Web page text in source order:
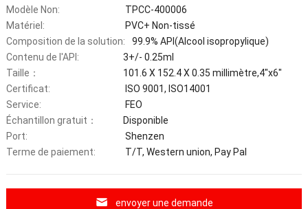
Modèle Non:
TPCC-400006
Matériel:
PVC+ Non-tissé
Composition de la solution:
99.9% API(Alcool isopropylique)
Contenu de l'API:
3+/- 0.25ml
Taille：
101.6 X 152.4 X 0.35 millimètre,4"x6"
Certificat:
ISO 9001, ISO14001
Service:
FEO
Échantillon gratuit：
Disponible
Port:
Shenzen
Terme de paiement:
T/T, Western union, Pay Pal
envoyer une demande